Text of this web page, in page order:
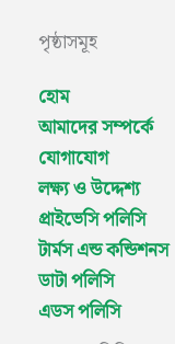
পৃষ্ঠাসমূহ
হোম
আমাদের সম্পর্কে
যোগাযোগ
লক্ষ্য ও উদ্দেশ্য
প্রাইভেসি পলিসি
টার্মস এন্ড কন্ডিশনস
ডাটা পলিসি
এডস পলিসি